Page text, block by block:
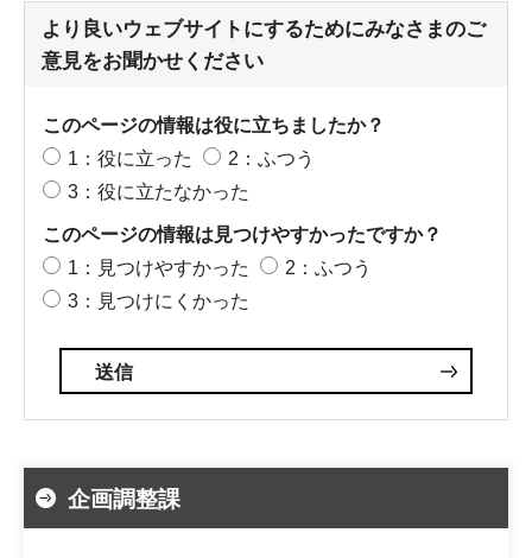
より良いウェブサイトにするためにみなさまのご
意見をお聞かせください
このページの情報は役に立ちましたか？
1：役に立った
2：ふつう
3：役に立たなかった
このページの情報は見つけやすかったですか？
1：見つけやすかった
2：ふつう
3：見つけにくかった
企画調整課